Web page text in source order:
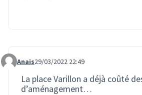
Commentaire 119
Anais29/03/2022 22:49
La place Varillon a déjà coûté
d’aménagement…